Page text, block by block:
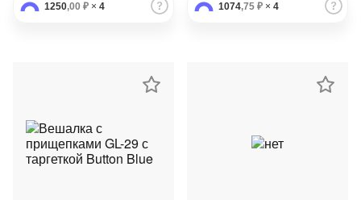
1250,00 ₽ × 4 1074,75 ₽ × 4